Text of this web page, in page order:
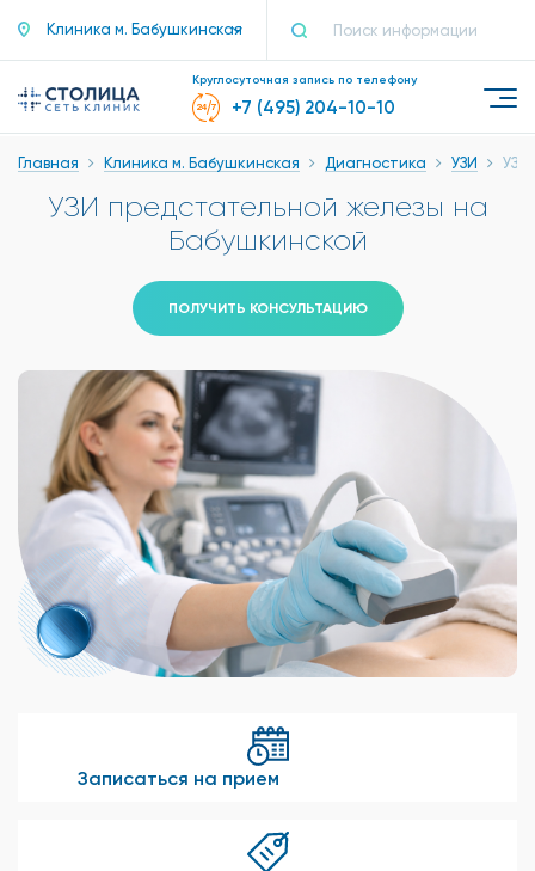
Клиника м. Бабушкинская
Круглосуточная запись по телефону
+7 (495) 204-10-10
Главная Клиника м. Бабушкинская Диагностика УЗИ УЗИ
УЗИ предстательной железы на
Бабушкинской
ПОЛУЧИТЬ КОНСУЛЬТАЦИЮ
Записаться на прием